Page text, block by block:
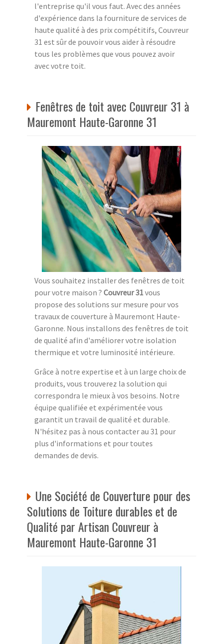
l'entreprise qu'il vous faut. Avec des années
d'expérience dans la fourniture de services de
haute qualité à des prix compétitifs, Couvreur
31 est sûr de pouvoir vous aider à résoudre
tous les problèmes que vous pouvez avoir
avec votre toit.
Fenêtres de toit avec Couvreur 31 à
Mauremont Haute-Garonne 31
Vous souhaitez installer des fenêtres de toit
pour votre maison ? Couvreur 31vous
propose des solutions sur mesure pour vos
travaux de couverture à Mauremont Haute-
Garonne. Nous installons des fenêtres de toit
de qualité afin d'améliorer votre isolation
thermique et votre luminosité intérieure.
Grâce à notre expertise et à un large choix de
produits, vous trouverez la solution qui
correspondra le mieux à vos besoins. Notre
équipe qualifiée et expérimentée vous
garantit un travail de qualité et durable.
N'hésitez pas à nous contacter au 31 pour
plus d'informations et pour toutes
demandes de devis.
Une Société de Couverture pour des
Solutions de Toiture durables et de
Qualité par Artisan Couvreur à
Mauremont Haute-Garonne 31